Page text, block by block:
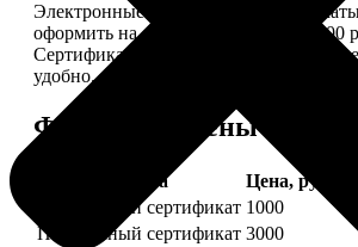
Электронные подарочные
оформить на сумму от 1 000 до 25 000
Сертификат вы сможете отправить по
удобно.
Форматы и цены
Услуга
Цена, руб.
Подарочный сертификат 1000
Подарочный сертификат 3000